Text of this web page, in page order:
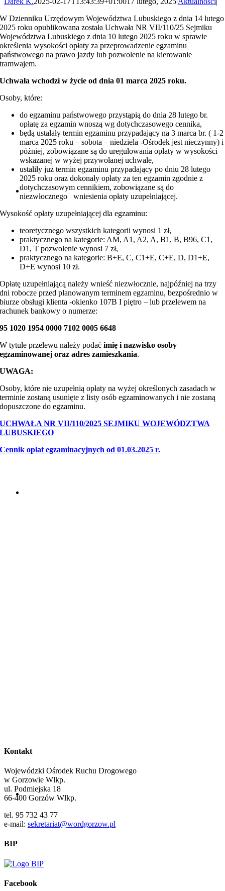
W Dzienniku Urzędowym Województwa Lubuskiego z dnia 14 lutego
2025 roku opublikowana została Uchwała NR VII/110/25 Sejmiku
Województwa Lubuskiego z dnia 10 lutego 2025 roku w sprawie
określenia wysokości opłaty za przeprowadzenie egzaminu
państwowego na prawo jazdy lub pozwolenie na kierowanie
tramwajem.
Uchwała wchodzi w życie od dnia 01 marca 2025 roku.
Osoby, które:
do egzaminu państwowego przystąpią do dnia 28 lutego br.
opłatę za egzamin wnoszą wg dotychczasowego cennika,
będą ustalały termin egzaminu przypadający na 3 marca br. ( 1-2
marca 2025 roku – sobota – niedziela -Ośrodek jest nieczynny) i
później, zobowiązane są do uregulowania opłaty w wysokości
wskazanej w wyżej przywołanej uchwale,
ustaliły już termin egzaminu przypadający po dniu 28 lutego
2025 roku oraz dokonały opłaty za ten egzamin zgodnie z
dotychczasowym cennikiem, zobowiązane są do
niezwłocznego wniesienia opłaty uzupełniającej.
Wysokość opłaty uzupełniającej dla egzaminu:
teoretycznego wszystkich kategorii wynosi 1 zł,
praktycznego na kategorie: AM, A1, A2, A, B1, B, B96, C1,
D1, T pozwolenie wynosi 7 zł,
praktycznego na kategorie: B+E, C, C1+E, C+E, D, D1+E,
D+E wynosi 10 zł.
Opłatę uzupełniającą należy wnieść niezwłocznie, najpóźniej na trzy
dni robocze przed planowanym terminem egzaminu, bezpośrednio w
biurze obsługi klienta -okienko 107B I piętro – lub przelewem na
rachunek bankowy o numerze:
95 1020 1954 0000 7102 0005 6648
W tytule przelewu należy podaćimię i nazwisko osoby
egzaminowanej oraz adres zamieszkania.
UWAGA:
Osoby, które nie uzupełnią opłaty na wyżej określonych zasadach w
terminie zostaną usunięte z listy osób egzaminowanych i nie zostaną
dopuszczone do egzaminu.
UCHWAŁA NR VII/110/2025 SEJMIKU WOJEWÓDZTWA
LUBUSKIEGO
Cennik opłat egzaminacyjnych od 01.03.2025 r.
Kontakt
Wojewódzki Ośrodek Ruchu Drogowego
w Gorzowie Wlkp.
ul. Podmiejska 18
66-400 Gorzów Wlkp.
tel. 95 732 43 77
e-mail: sekretariat@wordgorzow.pl
BIP
Facebook